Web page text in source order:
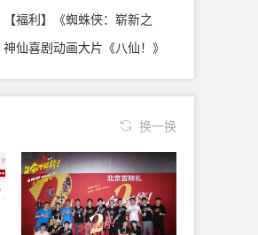
【福利】《蜘蛛侠：崭新之
日》今日上映点燃
神仙喜剧动画大片《八仙！》
换一换